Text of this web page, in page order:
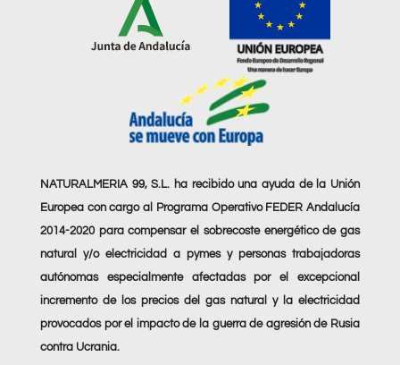
NATURALMERIA 99, S.L. ha recibido una ayuda de la Unión
Europea con cargo al Programa Operativo FEDER Andalucía
2014-2020 para compensar el sobrecoste energético de gas
natural y/o electricidad a pymes y personas trabajadoras
autónomas especialmente afectadas por el excepcional
incremento de los precios del gas natural y la electricidad
provocados por el impacto de la guerra de agresión de Rusia
contra Ucrania.